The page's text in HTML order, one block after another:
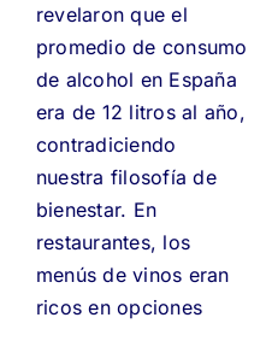
revelaron que el
promedio de consumo
de alcohol en España
era de 12 litros al año,
contradiciendo
nuestra filosofía de
bienestar. En
restaurantes, los
menús de vinos eran
ricos en opciones